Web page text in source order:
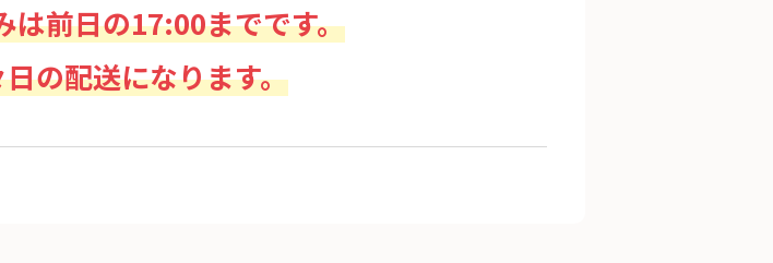
前日の17:00までです。
の配送になります。